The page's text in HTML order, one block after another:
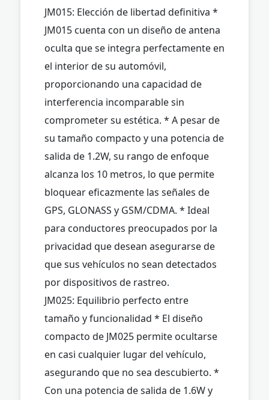
JM015: Elección de libertad definitiva *
JM015 cuenta con un diseño de antena
oculta que se integra perfectamente en
el interior de su automóvil,
proporcionando una capacidad de
interferencia incomparable sin
comprometer su estética. * A pesar de
su tamaño compacto y una potencia de
salida de 1.2W, su rango de enfoque
alcanza los 10 metros, lo que permite
bloquear eficazmente las señales de
GPS, GLONASS y GSM/CDMA. * Ideal
para conductores preocupados por la
privacidad que desean asegurarse de
que sus vehículos no sean detectados
por dispositivos de rastreo.
JM025: Equilibrio perfecto entre
tamaño y funcionalidad * El diseño
compacto de JM025 permite ocultarse
en casi cualquier lugar del vehículo,
asegurando que no sea descubierto. *
Con una potencia de salida de 1.6W y